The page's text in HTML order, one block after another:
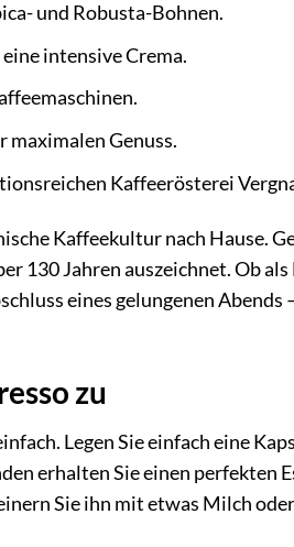
und Robusta-Bohnen.
intensive Crema.
maximalen Genuss.
Kaffeerösterei
Kaffeekultur nach Hause.
130 Jahren auszeichnet. Ob
eines gelungenen
zu
Legen Sie einfach eine
erhalten Sie einen perfekten
Sie ihn mit etwas Milch